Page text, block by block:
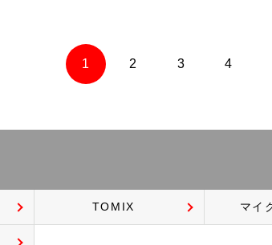
1 2 3 4
TOMIX マイ